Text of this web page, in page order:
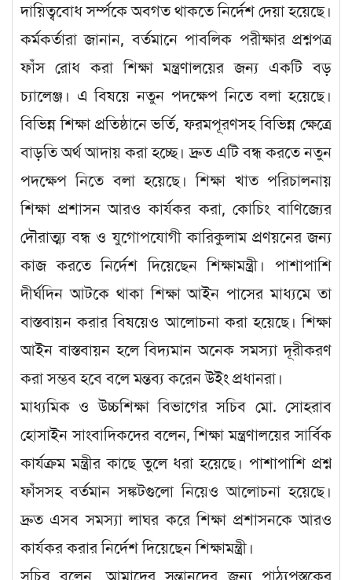
দায়িত্ববোধ সর্ম্পকে অবগত থাকতে নির্দেশ দেয়া হয়েছে।
কর্মকর্তারা জানান, বর্তমানে পাবলিক পরীক্ষার প্রশ্নপত্র
ফাঁস রোধ করা শিক্ষা মন্ত্রণালয়ের জন্য একটি বড়
চ্যালেঞ্জ। এ বিষয়ে নতুন পদক্ষেপ নিতে বলা হয়েছে।
বিভিন্ন শিক্ষা প্রতিষ্ঠানে ভর্তি, ফরমপূরণসহ বিভিন্ন ক্ষেত্রে
বাড়তি অর্থ আদায় করা হচ্ছে। দ্রুত এটি বন্ধ করতে নতুন
পদক্ষেপ নিতে বলা হয়েছে। শিক্ষা খাত পরিচালনায়
শিক্ষা প্রশাসন আরও কার্যকর করা, কোচিং বাণিজ্যের
দৌরাত্ম্য বন্ধ ও যুগোপযোগী কারিকুলাম প্রণয়নের জন্য
কাজ করতে নির্দেশ দিয়েছেন শিক্ষামন্ত্রী। পাশাপাশি
দীর্ঘদিন আটকে থাকা শিক্ষা আইন পাসের মাধ্যমে তা
বাস্তবায়ন করার বিষয়েও আলোচনা করা হয়েছে। শিক্ষা
আইন বাস্তবায়ন হলে বিদ্যমান অনেক সমস্যা দূরীকরণ
করা সম্ভব হবে বলে মন্তব্য করেন উইং প্রধানরা।
মাধ্যমিক ও উচ্চশিক্ষা বিভাগের সচিব মো. সোহরাব
হোসাইন সাংবাদিকদের বলেন, শিক্ষা মন্ত্রণালয়ের সার্বিক
কার্যক্রম মন্ত্রীর কাছে তুলে ধরা হয়েছে। পাশাপাশি প্রশ্ন
ফাঁসসহ বর্তমান সঙ্কটগুলো নিয়েও আলোচনা হয়েছে।
দ্রুত এসব সমস্যা লাঘর করে শিক্ষা প্রশাসনকে আরও
কার্যকর করার নির্দেশ দিয়েছেন শিক্ষামন্ত্রী।